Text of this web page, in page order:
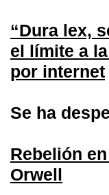
“Dura lex,
el límite a
por internet
Se ha
Rebelión
Orwell